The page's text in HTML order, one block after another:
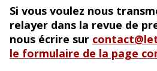
Si vous voulez nous
relayer dans la revue de
nous écrire sur
le formulaire de la page